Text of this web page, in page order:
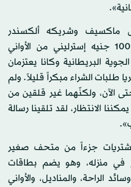
ماكسيف وشريكه ألكسندر
سموتروف ما قيمته 100 جنيه إسترليني من الأواني
البريطانية وكانا يعتزمان
طلبات الشراء مبكراً قليلاً. ولم
الآن، ولكنّهما غير قلقين من
الانتظار، لقد تلقينا رسالة
جزءاً من متحف صغير
في منزله، وهو يضم بطاقات
الراحة، والمناديل، والأواني